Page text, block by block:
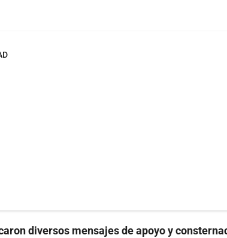
diversos mensajes de apoyo y